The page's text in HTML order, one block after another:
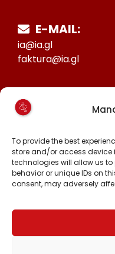
To provide the best
store and/or access device
technologies will allow us
behavior or unique IDs on
consent, may adversely
E-MAIL:
ia@ia.gl
faktura@ia.gl
25027388
KONTO NR:
6471-1511626
TIKTOK